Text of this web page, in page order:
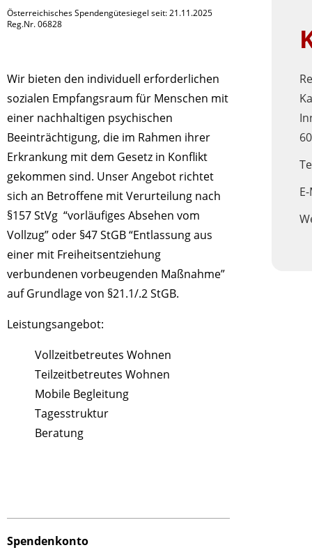
Österreichisches Spendengütesiegel seit: 21.11.2025
Reg.Nr. 06828
Wir bieten den individuell erforderlichen
sozialen Empfangsraum für Menschen mit
einer nachhaltigen psychischen
Beeinträchtigung, die im Rahmen ihrer
Erkrankung mit dem Gesetz in Konflikt
gekommen sind. Unser Angebot richtet
sich an Betroffene mit Verurteilung nach
§157 StVg “vorläufiges Absehen vom
Vollzug” oder §47 StGB “Entlassung aus
einer mit Freiheitsentziehung
verbundenen vorbeugenden Maßnahme”
auf Grundlage von §21.1/.2 StGB.
Leistungsangebot:
Vollzeitbetreutes Wohnen
Teilzeitbetreutes Wohnen
Mobile Begleitung
Tagesstruktur
Beratung
Spendenkonto